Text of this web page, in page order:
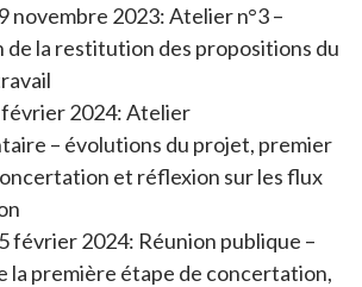
novembre 2023: Atelier n°3 –
de la restitution des propositions du
2024: Atelier
– évolutions du projet, premier
et réflexion sur les flux
février 2024: Réunion publique –
la première étape de concertation,